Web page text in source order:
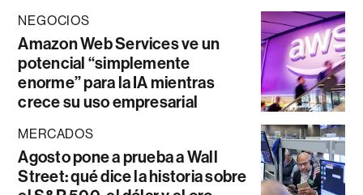
NEGOCIOS
Amazon Web Services ve un
potencial “simplemente
enorme” para la IA mientras
crece su uso empresarial
MERCADOS
Agosto pone a prueba a Wall
Street: qué dice la historia sobre